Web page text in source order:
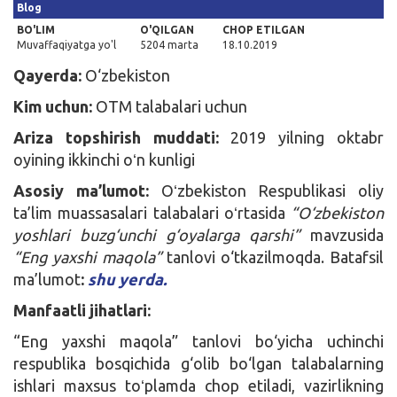
Blog
BO'LIM
Muvaffaqiyatga yo'l
O'QILGAN
5204 marta
CHOP ETILGAN
18.10.2019
Qayerda: O‘zbekiston
Kim uchun: OTM talabalari uchun
Ariza topshirish muddati: 2019 yilning oktabr
oyining ikkinchi oʻn kunligi
Asosiy ma’lumot: Oʻzbekiston Respublikasi oliy
ta’lim muassasalari talabalari oʻrtasida “O‘zbekiston
yoshlari buzg‘unchi g‘oyalarga qarshi”mavzusida
“Eng yaxshi maqola”tanlovi o‘tkazilmoqda. Batafsil
ma’lumot: shu yerda.
Manfaatli jihatlari:
“Eng yaxshi maqola” tanlovi bo‘yicha uchinchi
respublika bosqichida g‘olib bo‘lgan talabalarning
ishlari maxsus toʻplamda chop etiladi, vazirlikning